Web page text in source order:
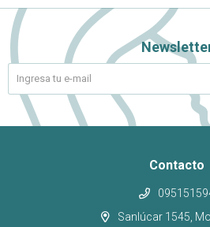
Contacto
Sanlúcar 1545,